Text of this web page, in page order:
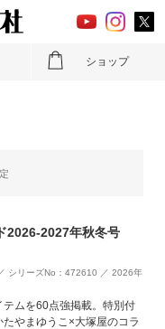
ショップ
2026-2027年秋冬号
シリーズNo：472610 ／ 2026年
ムを60点強掲載。特別付
やまゆうこ×大塚屋のコラ